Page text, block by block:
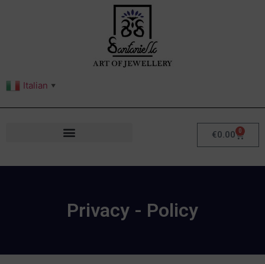
Italian ▼
€0.00 0
Privacy - Policy